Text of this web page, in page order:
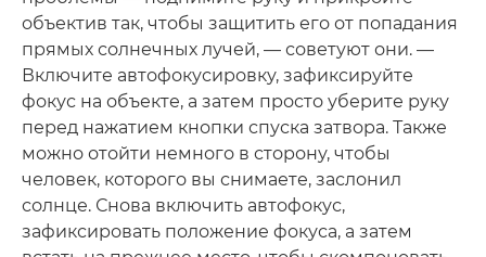
объектив так, чтобы защитить его от попадания
прямых солнечных лучей, — советуют они. —
Включите автофокусировку, зафиксируйте
фокус на объекте, а затем просто уберите руку
перед нажатием кнопки спуска затвора. Также
можно отойти немного в сторону, чтобы
человек, которого вы снимаете, заслонил
солнце. Снова включить автофокус,
зафиксировать положение фокуса, а затем